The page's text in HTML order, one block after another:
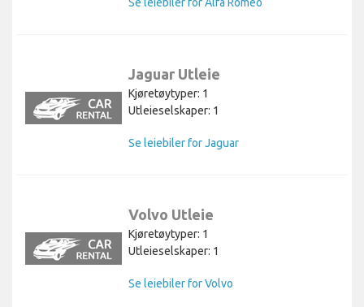
Jaguar Utleie
Kjøretøytyper: 1
Utleieselskaper: 1
Se leiebiler for Jaguar
Volvo Utleie
Kjøretøytyper: 1
Utleieselskaper: 1
Se leiebiler for Volvo